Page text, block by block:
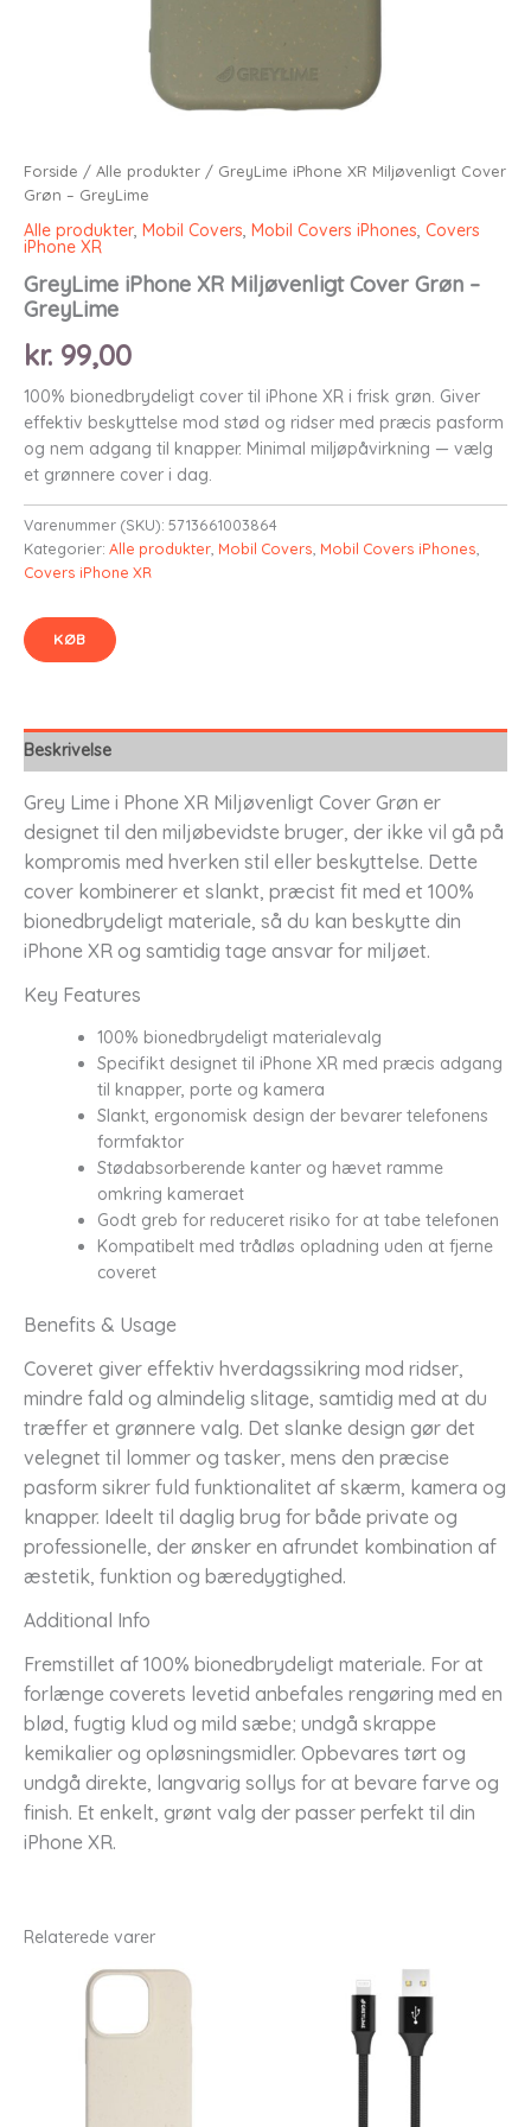
Forside / Alle produkter / GreyLime iPhone XR Miljøvenligt Cover
Grøn – GreyLime
Alle produkter, Mobil Covers, Mobil Covers iPhones, Covers
iPhone XR
GreyLime iPhone XR Miljøvenligt Cover Grøn –
GreyLime
kr. 99,00
100% bionedbrydeligt cover til iPhone XR i frisk grøn. Giver
effektiv beskyttelse mod stød og ridser med præcis pasform
og nem adgang til knapper. Minimal miljøpåvirkning — vælg
et grønnere cover i dag.
Varenummer (SKU): 5713661003864
Kategorier: Alle produkter Mobil Covers Mobil Covers iPhones
Covers iPhone XR
KØB
Beskrivelse
Grey Lime i Phone XR Miljøvenligt Cover Grøn er
designet til den miljøbevidste bruger, der ikke vil gå på
kompromis med hverken stil eller beskyttelse. Dette
cover kombinerer et slankt, præcist fit med et 100%
bionedbrydeligt materiale, så du kan beskytte din
iPhone XR og samtidig tage ansvar for miljøet.
Key Features
100% bionedbrydeligt materialevalg
Specifikt designet til iPhone XR med præcis adgang
til knapper, porte og kamera
Slankt, ergonomisk design der bevarer telefonens
formfaktor
Stødabsorberende kanter og hævet ramme
omkring kameraet
Godt greb for reduceret risiko for at tabe telefonen
Kompatibelt med trådløs opladning uden at fjerne
coveret
Benefits & Usage
Coveret giver effektiv hverdagssikring mod ridser,
mindre fald og almindelig slitage, samtidig med at du
træffer et grønnere valg. Det slanke design gør det
velegnet til lommer og tasker, mens den præcise
pasform sikrer fuld funktionalitet af skærm, kamera og
knapper. Ideelt til daglig brug for både private og
professionelle, der ønsker en afrundet kombination af
æstetik, funktion og bæredygtighed.
Additional Info
Fremstillet af 100% bionedbrydeligt materiale. For at
forlænge coverets levetid anbefales rengøring med en
blød, fugtig klud og mild sæbe; undgå skrappe
kemikalier og opløsningsmidler. Opbevares tørt og
undgå direkte, langvarig sollys for at bevare farve og
finish. Et enkelt, grønt valg der passer perfekt til din
iPhone XR.
Relaterede varer